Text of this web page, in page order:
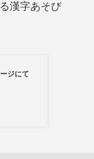
漢字あそび
ジにて